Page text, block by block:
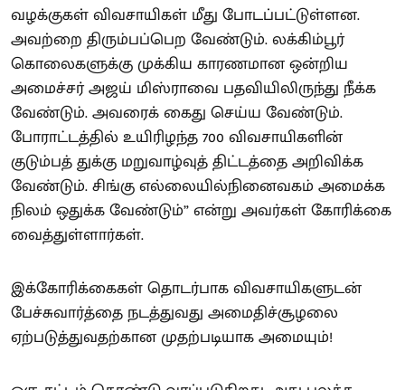
வழக்குகள் விவசாயிகள் மீது போடப்பட்டுள்ளன.
அவற்றை திரும்பப்பெற வேண்டும். லக்கிம்பூர்
கொலைகளுக்கு முக்கிய காரணமான ஒன்றிய
அமைச்சர் அஜய் மிஸ்ராவை பதவியிலிருந்து நீக்க
வேண்டும். அவரைக் கைது செய்ய வேண்டும்.
போராட்டத்தில் உயிரிழந்த 700 விவசாயிகளின்
குடும்பத் துக்கு மறுவாழ்வுத் திட்டத்தை அறிவிக்க
வேண்டும். சிங்கு எல்லையில்நினைவகம் அமைக்க
நிலம் ஒதுக்க வேண்டும்” என்று அவர்கள் கோரிக்கை
வைத்துள்ளார்கள்.
இக்கோரிக்கைகள் தொடர்பாக விவசாயிகளுடன்
பேச்சுவார்த்தை நடத்துவது அமைதிச்சூழலை
ஏற்படுத்துவதற்கான முதற்படியாக அமையும்!